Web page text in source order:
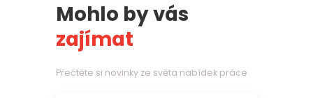
Mohlo by vás
zajímat
Přečtěte si novinky ze světa nabídek práce